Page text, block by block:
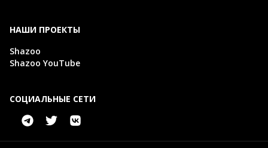
НАШИ ПРОЕКТЫ
Shazoo
Shazoo YouTube
СОЦИАЛЬНЫЕ СЕТИ